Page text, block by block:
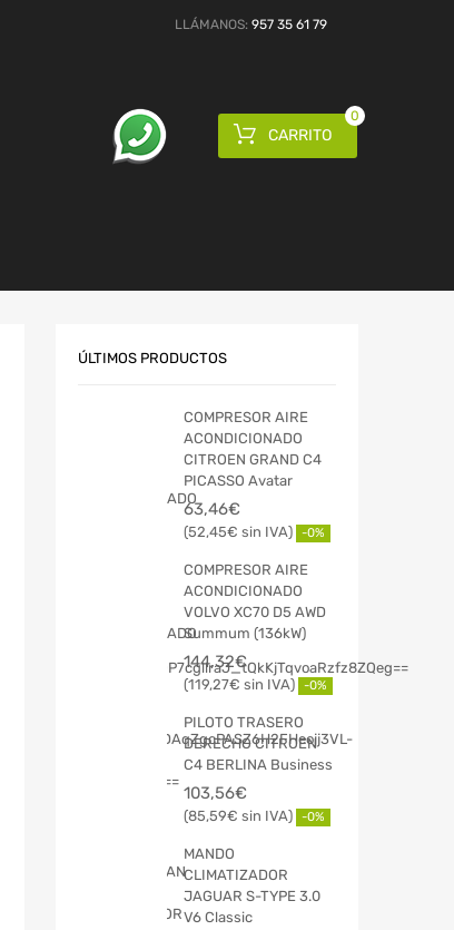
LLÁMANOS: 957 35 61 79
CARRITO
0
ÚLTIMOS PRODUCTOS
COMPRESOR AIRE
ACONDICIONADO
CITROEN GRAND C4
PICASSO Avatar
63,46€
52,45€ -0%
COMPRESOR AIRE
ACONDICIONADO
VOLVO XC70 D5 AWD
Summum (136kW)
144,32€
119,27€ -0%
PILOTO TRASERO
DERECHO CITROEN
C4 BERLINA Business
103,56€
85,59€ -0%
MANDO
CLIMATIZADOR
JAGUAR S-TYPE 3.0
V6 Classic